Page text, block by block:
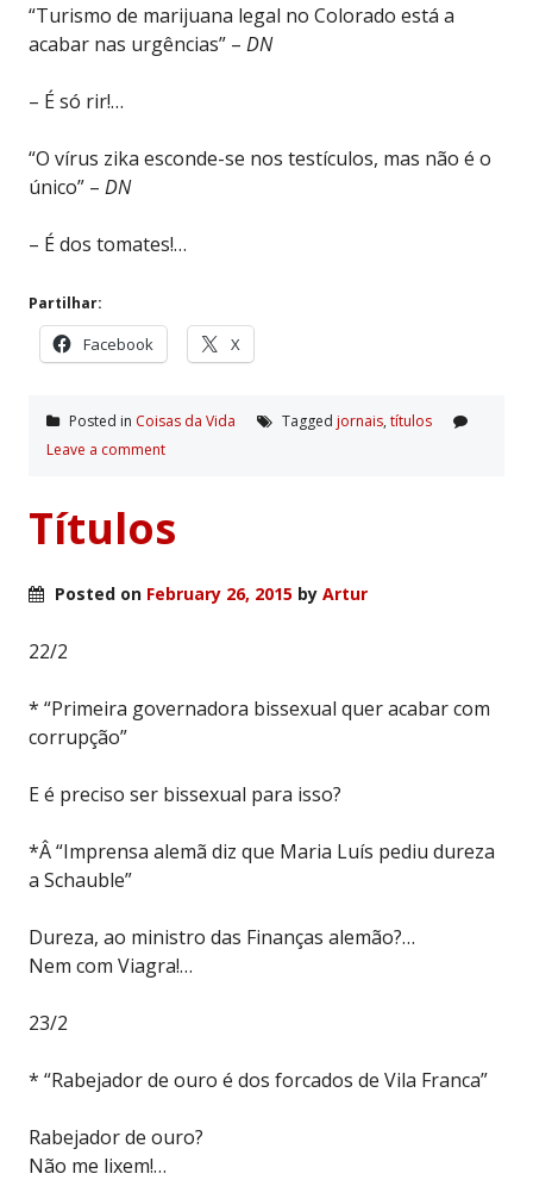
“Turismo de marijuana legal no Colorado está a
acabar nas urgências” – DN
– É só rir!…
“O vírus zika esconde-se nos testículos, mas não é o
único” – DN
– É dos tomates!…
Partilhar:
Facebook X
Posted in Coisas da Vida Tagged jornais, tí­tulos
Leave a comment
Títulos
Posted on February 26, 2015 by Artur
22/2
* “Primeira governadora bissexual quer acabar com
corrupção”
E é preciso ser bissexual para isso?
*Â “Imprensa alemã diz que Maria Luís pediu dureza
a Schauble”
Dureza, ao ministro das Finanças alemão?…
Nem com Viagra!…
23/2
* “Rabejador de ouro é dos forcados de Vila Franca”
Rabejador de ouro?
Não me lixem!…